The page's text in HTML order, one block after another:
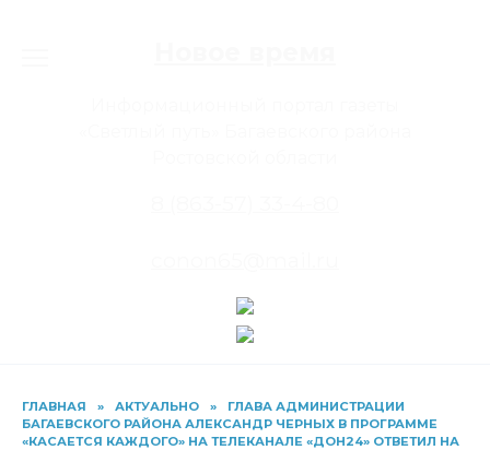
ГЛАВНАЯ » АКТУАЛЬНО »
ГЛАВА АДМИНИСТРАЦИИ
БАГАЕВСКОГО РАЙОНА АЛЕКСАНДР ЧЕРНЫХ В ПРОГРАММЕ
«КАСАЕТСЯ КАЖДОГО» НА ТЕЛЕКАНАЛЕ «ДОН24» ОТВЕТИЛ НА